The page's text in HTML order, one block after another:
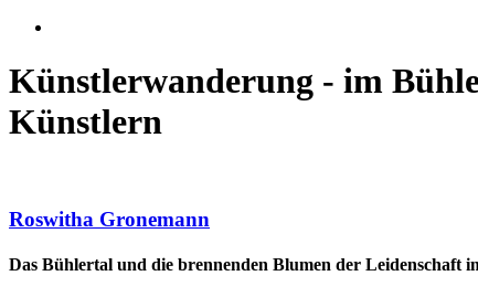
Künstlerwanderung - im
Künstlern
Roswitha Gronemann
Das Bühlertal und die brennenden Blumen der Leidenschaft